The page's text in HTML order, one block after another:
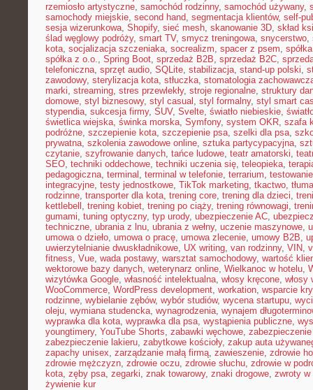
rzemiosło artystyczne, samochód rodzinny, samochód używany,
samochody miejskie, second hand, segmentacja klientów, self-
sesja wizerunkowa, Shopify, sieć mesh, skanowanie 3D, skład
ślad węglowy podróży, smart TV, smycz treningowa, snycerstwo,
kota, socjalizacja szczeniaka, socrealizm, spacer z psem,
spółka z o.o., Spring Boot, sprzedaż B2B, sprzedaż B2C,
telefoniczna, sprzęt audio, SQLite, stabilizacja, stand-up polski,
zawodowy, sterylizacja kota, stłuczka, stomatologia
marki, streaming, stres przewlekły, stroje regionalne, struktury
domowe, styl biznesowy, styl casual , styl formalny, styl smart
stypendia, sukcesja firmy, SUV, Svelte, światło niebieskie,
świetlica wiejska, świnka morska, Symfony, system OKR, szafa
podróżne, szczepienie kota, szczepienie psa, szelki dla psa,
prywatna, szkolenia zawodowe online, sztuka partycypacyjna,
czytanie, szyfrowanie danych, tańce ludowe, teatr amatorski,
SEO, techniki oddechowe, techniki uczenia się, teleopieka,
pedagogiczna, terminal , terminal w telefonie, terrarium,
integracyjne, testy jednostkowe, TikTok marketing, tkactwo,
rodzinne, transporter dla kota, trening core, trening dla dzieci,
kettlebell , trening kobiet, trening po ciąży, trening równowagi,
gumami, tuning optyczny, typ urody, ubezpieczenie AC,
techniczne, ubrania z lnu, ubrania z wełny, uczenie maszynowe,
umowa o dzieło, umowa o pracę, umowa zlecenie, umowy B2B,
uwierzytelnianie dwuskładnikowe, UX writing, van rodzinny, VIN,
fitness, Vue, wada postawy, warsztat samochodowy, wartość
wektorowe bazy danych, weterynarz online, Wielkanoc w hotelu,
wizytówka Google, własność intelektualna, włosy kręcone, włosy
WooCommerce, WordPress development, workation, wsparcie
rodzinne, wybielanie zębów, wybór studiów, wycena startupu,
oleju, wymiana studencka, wynagrodzenia, wynajem
wyprawka dla kota, wyprawka dla psa, wystąpienia publiczne,
youngtimery, YouTube Shorts, zabawki węchowe,
zabezpieczenie lakieru, zabytkowe kościoły, zakup auta
zapachy unisex, zarządzanie małą firmą, zawieszenie, zdrowie
zdrowie mężczyzn, zdrowie oczu, zdrowie słuchu, zdrowie w
kota, zęby psa, zegarki, znak towarowy, znaki drogowe, zwroty w
żywienie kur